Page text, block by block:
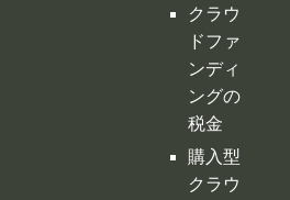
クラウ
ドファ
ンディ
ングの
税金
購入型
クラウ